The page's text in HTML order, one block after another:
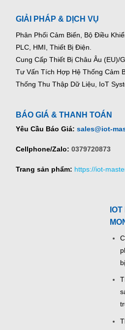
GIẢI PHÁP & DỊCH VỤ
Phân Phối Cảm Biến, Bộ Điều
PLC, HMI, Thiết Bị Điện.
Cung Cấp Thiết Bị Châu Âu (EU)/
Tư Vấn Tích Hợp Hệ Thống Cảm
Thống Thu Thập Dữ Liệu, IoT
BÁO GIÁ & THANH TOÁN
Yêu Cầu Báo Giá: sales@iot-
Cellphone/Zalo: 0379720873
Trang sản phẩm: https://iot-